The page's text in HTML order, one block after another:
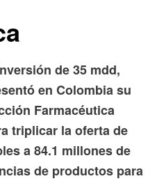
de 35 mdd,
en Colombia su
Farmacéutica
triplicar la oferta de
a 84.1 millones de
de productos para